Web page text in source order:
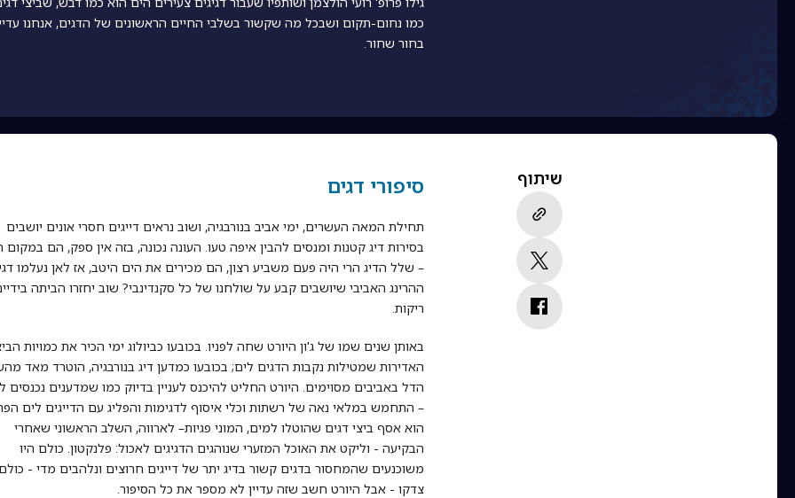
כמו נחום-תקום ושבכל מה שקשור בשלבי החיים הראשונים של הדגים, אנחנו
בחור שחור.
שיתוף סיפורי דגים
תחילת המאה העשרים, ימי אביב בנורבגיה, ושוב נראים דייגים חסרי אונים יושבים
בסירות דיג קטנות ומנסים להבין איפה טעו. העונה נכונה, בזה אין ספק, הם במקום
– שלל הדיג הרי היה פעם משביע רצון, הם מכירים את הים היטב, אז לאן נעלמו
ההרינג האביבי שיושבים קבע על שולחנו של כל סקנדינבי? שוב יחזרו הביתה
ריקות.
באותן שנים שמו של ג'ון היורט שחה לפניו. בכובעו כביולוג ימי הכיר את כמויות
האדירות שמטילות נקבות הדגים לים; בכובעו כמדען דיג בנורבגיה, הוטרד מאד
הדל באביבים מסוימים. היורט החליט להיכנס לעניין בדיוק כמו שמדענים נכנסים
– התחמש במלאי נאה של רשתות וכלי איסוף לדגימות והפליג עם הדייגים לים
הוא אסף ביצי דגים שהוטלו למים, המוני פגיות– לארווה, השלב הראשוני שאחרי
הבקיעה - וליקט את האוכל המזערי שנוהגים הדגיגים לאכול: פלנקטון. כולם היו
משוכנעים שהמחסור בדגים קשור בדיג יתר של דייגים חרוצים ונלהבים מדי -
צדקו - אבל היורט חשב שזה עדיין לא מספר את כל הסיפור.